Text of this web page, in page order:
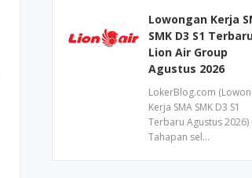
Lowongan Kerja
SMK D3 S1
Lion Air Group
Agustus 2026
LokerBlog.com
Kerja SMA SMK D3 S1
Terbaru Agustus 2026)
Tahapan sel…